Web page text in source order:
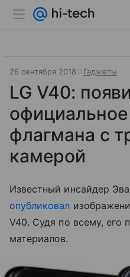
26 сентября 2018 Гаджеты
LG V40:
флагмана с
камерой
Известный инсайдер
опубликовал
V40. Судя по всему, его
материалов.